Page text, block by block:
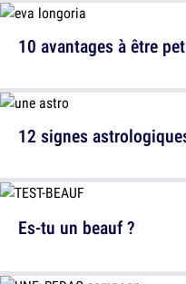
10 avantages à être
12 signes
Es-tu un beauf ?